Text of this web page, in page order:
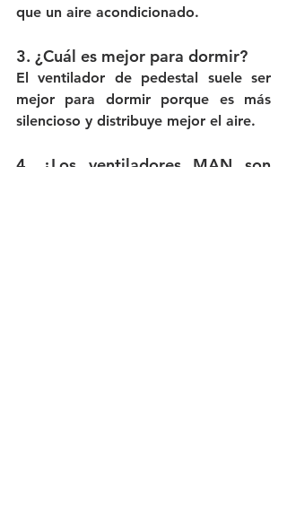
que un aire acondicionado.
3. ¿Cuál es mejor para dormir?
El ventilador de pedestal suele ser
mejor para dormir porque es más
silencioso y distribuye mejor el aire.
4. ¿Los ventiladores MAN son